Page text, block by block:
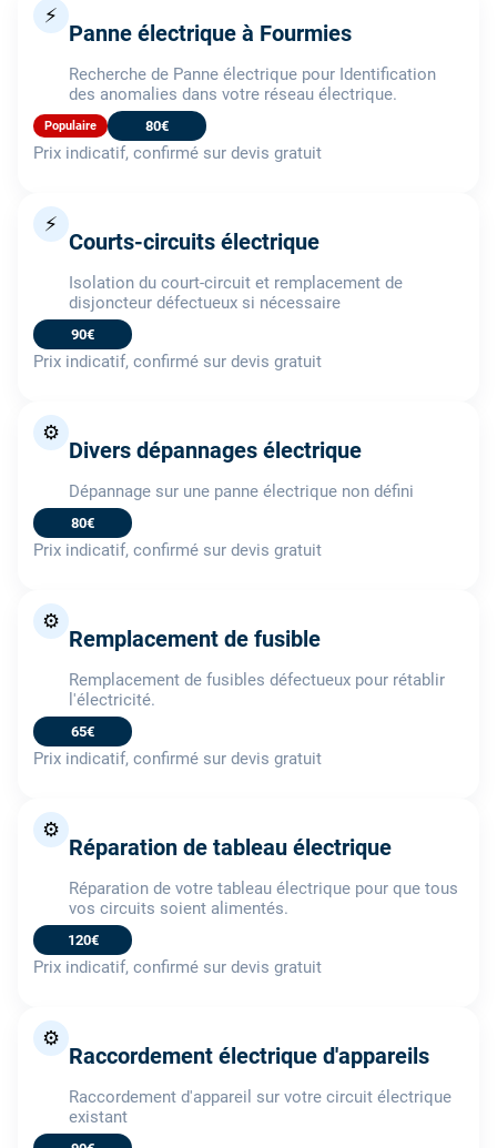
⚡
Panne électrique à Fourmies
Recherche de Panne électrique pour Identification
des anomalies dans votre réseau électrique.
Populaire 80€
Prix indicatif, confirmé sur devis gratuit
⚡
Courts-circuits électrique
Isolation du court-circuit et remplacement de
disjoncteur défectueux si nécessaire
90€
Prix indicatif, confirmé sur devis gratuit
⚙️
Divers dépannages électrique
Dépannage sur une panne électrique non défini
80€
Prix indicatif, confirmé sur devis gratuit
⚙️
Remplacement de fusible
Remplacement de fusibles défectueux pour rétablir
l'électricité.
65€
Prix indicatif, confirmé sur devis gratuit
⚙️
Réparation de tableau électrique
Réparation de votre tableau électrique pour que tous
vos circuits soient alimentés.
120€
Prix indicatif, confirmé sur devis gratuit
⚙️
Raccordement électrique d'appareils
Raccordement d'appareil sur votre circuit électrique
existant